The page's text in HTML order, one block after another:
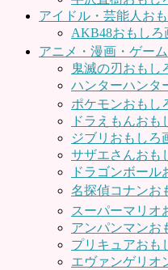
アイドル・芸能人お
AKB48おもしろ
アニメ・漫画・ゲー
鬼滅の刃おもし
ハンターハンタ
ポケモンおもし
ドラえもんおも
ジブリおもしろ
サザエさんおも
ドラゴンボール
名探偵コナン
スーパーマリオ
アンパンマンお
プリキュアおも
エヴァンゲリオ